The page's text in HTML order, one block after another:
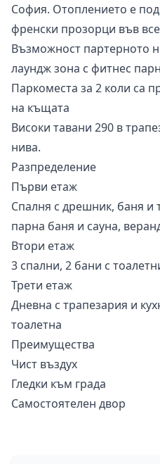
София. Отоплението е
френски прозорци във
Възможност партерното
лаундж зона с фитнес
Паркоместа за 2 коли са
на къщата
Високи тавани 290 в
нива.
Разпределение
Първи етаж
Спалня с дрешник, баня и
парна баня и сауна,
Втори етаж
3 спални, 2 бани с
Трети етаж
Дневна с трапезария и
тоалетна
Преимущества
Чист въздух
Гледки към града
Самостоятелен двор